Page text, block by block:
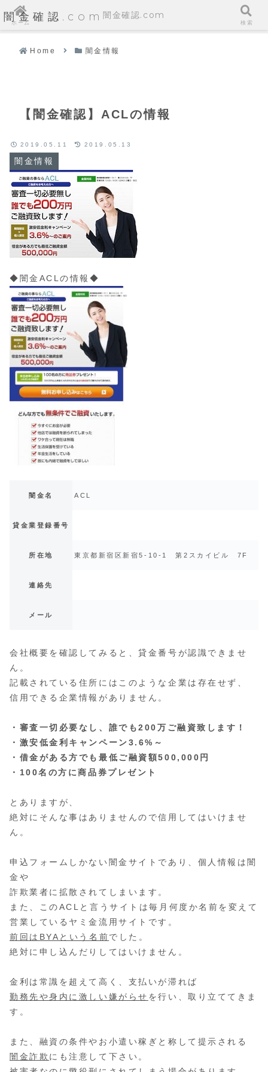
闇金確認.com
Home 闇金情報
【闇金確認】ACLの情報
闇金情報
2019.05.11 2019.05.13
◆闇金ACLの情報◆
闇金名 ACL
貸金業登録番号
所在地 東京都新宿区新宿5-10-1 第2スカイビル 7F
連絡先
メール
会社概要を確認してみると、貸金番号が認識できませ
ん。
記載されている住所にはこのような企業は存在せず、
信用できる企業情報がありません。
・審査一切必要なし、誰でも200万ご融資致します！
・激安低金利キャンペーン3.6%～
・借金がある方でも最低ご融資額500,000円
・100名の方に商品券プレゼント
とありますが、
絶対にそんな事はありませんので信用してはいけませ
ん。
申込フォームしかない闇金サイトであり、個人情報は闇
金や
詐欺業者に拡散されてしまいます。
また、このACLと言うサイトは毎月何度か名前を変えて
営業しているヤミ金流用サイトです。
前回はBYAという名前でした。
絶対に申し込んだりしてはいけません。
金利は常識を超えて高く、支払いが滞れば
勤務先や身内に激しい嫌がらせ を行い、取り立ててきま
す。
また、融資の条件やお小遣い稼ぎと称して提示される
闇金詐欺 にも注意して下さい。
ホーム
闇金確認.com
検索